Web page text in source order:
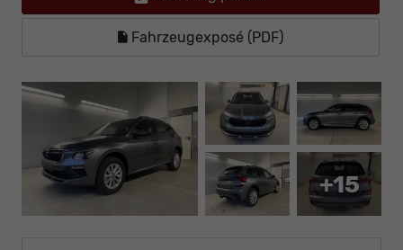
Fahrzeugexposé (PDF)
+15